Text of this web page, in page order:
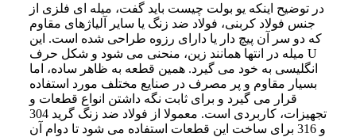
در توضیح اینکه یو بولت چیست باید گفت، میله ای فلزی از
جنس فولاد کربنی، فولاد ضد زنگ یا سایر آلیاژهای مقاوم
که دو سر آن پیچ دار یا دارای رزوه طراحی شده است. این
میله در انتها همانند زین، منحنی می شود و شکل حرف U
انگلیسی به خود می گیرد. همین قطعه به ظاهر ساده، اما
بسیار مقاوم و پر مصرف در صنایع مختلف مورد استفاده
قرار می گیرد و برای ثابت نگه داشتن انواع قطعات و
تجهیزات، کاربردی است. معمولا از فولاد ضد زنگ گرید 304
و 316 برای ساخت این قطعات استفاده می شود تا دوام آن